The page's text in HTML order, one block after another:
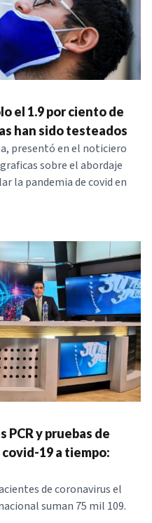
el 1.9 por ciento de
han sido testeados
presentó en el noticiero
sobre el abordaje
la pandemia de covid en
PCR y pruebas de
19 a tiempo:
de coronavirus el
suman 75 mil 109.